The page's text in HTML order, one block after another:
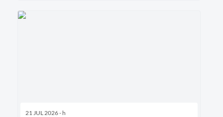
21 JUL 2026 - h